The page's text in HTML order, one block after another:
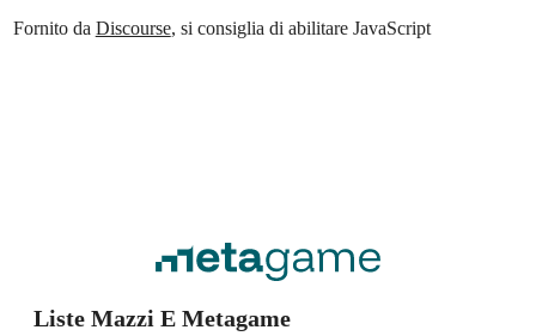
Fornito da Discourse, si consiglia di abilitare JavaScript
Liste Mazzi E Metagame